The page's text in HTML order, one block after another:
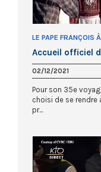
LE PAPE FRANÇOIS
Accueil officiel
02/12/2021
Pour son 35e
choisi de se rendre
pr...